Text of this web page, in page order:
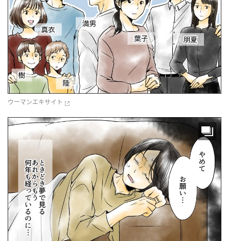
ウーマンエキサイト